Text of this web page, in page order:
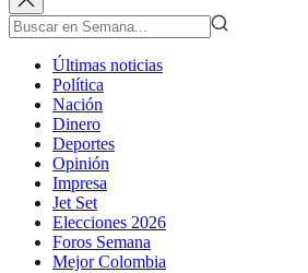
Últimas noticias
Política
Nación
Dinero
Deportes
Opinión
Impresa
Jet Set
Elecciones 2026
Foros Semana
Mejor Colombia